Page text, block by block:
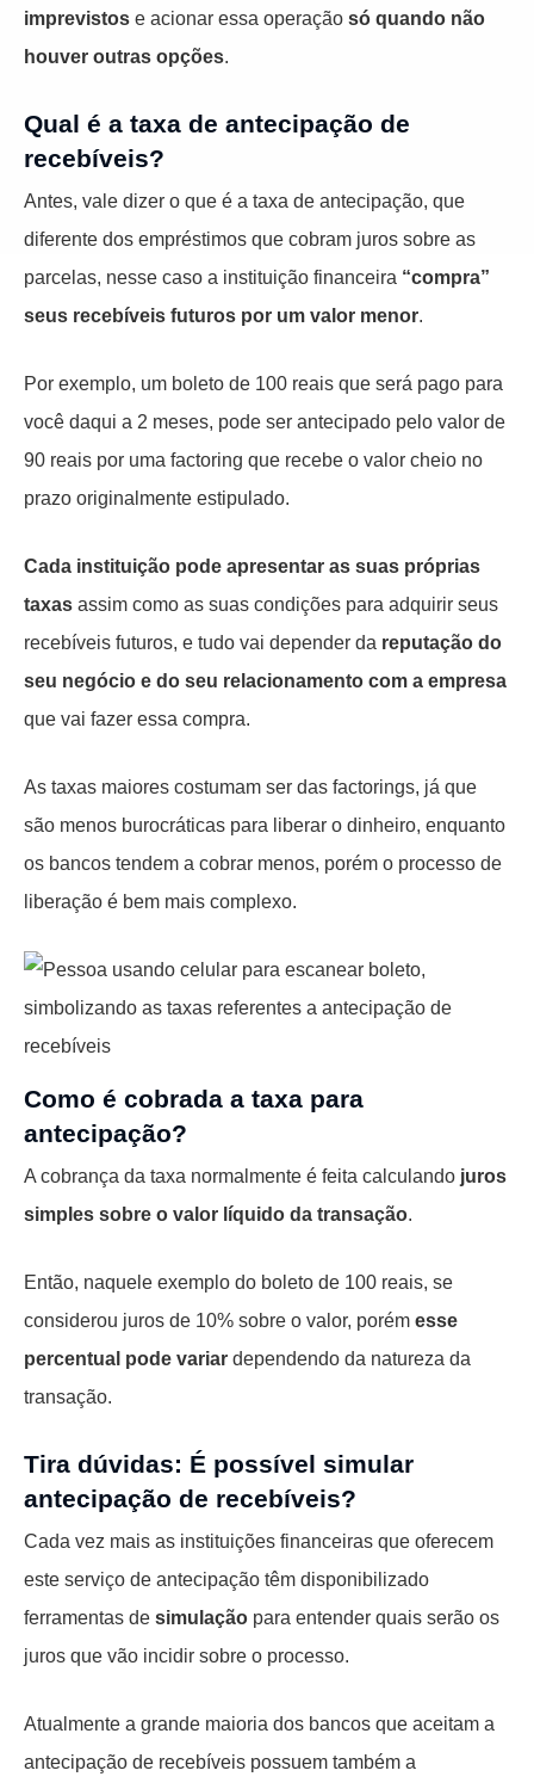
imprevistos e acionar essa operação só quando não
houver outras opções.
Qual é a taxa de antecipação de
recebíveis?
Antes, vale dizer o que é a taxa de antecipação, que
diferente dos empréstimos que cobram juros sobre as
parcelas, nesse caso a instituição financeira “compra”
seus recebíveis futuros por um valor menor.
Por exemplo, um boleto de 100 reais que será pago para
você daqui a 2 meses, pode ser antecipado pelo valor de
90 reais por uma factoring que recebe o valor cheio no
prazo originalmente estipulado.
Cada instituição pode apresentar as suas próprias
taxas assim como as suas condições para adquirir seus
recebíveis futuros, e tudo vai depender da reputação do
seu negócio e do seu relacionamento com a empresa
que vai fazer essa compra.
As taxas maiores costumam ser das factorings, já que
são menos burocráticas para liberar o dinheiro, enquanto
os bancos tendem a cobrar menos, porém o processo de
liberação é bem mais complexo.
Como é cobrada a taxa para
antecipação?
A cobrança da taxa normalmente é feita calculando juros
simples sobre o valor líquido da transação.
Então, naquele exemplo do boleto de 100 reais, se
considerou juros de 10% sobre o valor, porém esse
percentual pode variar dependendo da natureza da
transação.
Tira dúvidas: É possível simular
antecipação de recebíveis?
Cada vez mais as instituições financeiras que oferecem
este serviço de antecipação têm disponibilizado
ferramentas de simulação para entender quais serão os
juros que vão incidir sobre o processo.
Atualmente a grande maioria dos bancos que aceitam a
antecipação de recebíveis possuem também a